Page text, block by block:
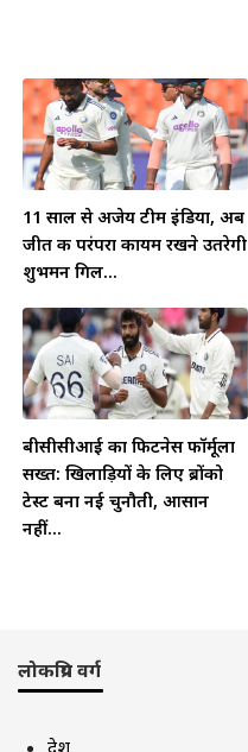
11 साल से अजेय टीम इंडिया, अब
जीत की परंपरा कायम रखने उतरेगी
शुभमन गिल...
बीसीसीआई का फिटनेस फॉर्मूला
सख्त: खिलाड़ियों के लिए ब्रोंको
टेस्ट बना नई चुनौती, आसान
नहीं...
लोकप्रिय वर्ग
देश